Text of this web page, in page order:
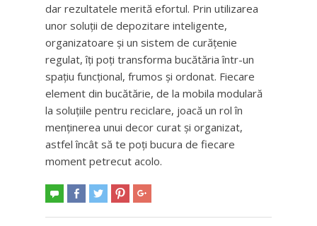
dar rezultatele merită efortul. Prin utilizarea
unor soluții de depozitare inteligente,
organizatoare și un sistem de curățenie
regulat, îți poți transforma bucătăria într-un
spațiu funcțional, frumos și ordonat. Fiecare
element din bucătărie, de la mobila modulară
la soluțiile pentru reciclare, joacă un rol în
menținerea unui decor curat și organizat,
astfel încât să te poți bucura de fiecare
moment petrecut acolo.